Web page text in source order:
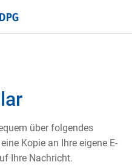
über folgendes
Kopie an Ihre eigene E-
Ihre Nachricht.